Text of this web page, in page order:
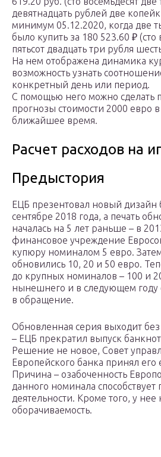
девятнадцать рублей две
минимум 05.12.2020, когда две
было купить за 180 523.60 ₽ (сто
пятьсот двадцать три рубля
На нем отображена динамика
возможность узнать
конкретный день или период.
С помощью него можно сделать
прогнозы стоимости 2000 евро
ближайшее время.
Расчет расходов на
Предыстория
ЕЦБ презентовал новый дизайн
сентябре 2018 года, а печать
началась на 5 лет раньше – в
финансовое учреждение
купюру номиналом 5 евро.
обновились 10, 20 и 50 евро.
до крупных номиналов – 100 и
нынешнего и в следующем году
в обращение.
Обновленная серия выходит
– ЕЦБ прекратил выпуск
Решение не новое, Совет
Европейского банка принял
Причина – озабоченность
данного номинала способствует
деятельности. Кроме того, у нее
оборачиваемость.